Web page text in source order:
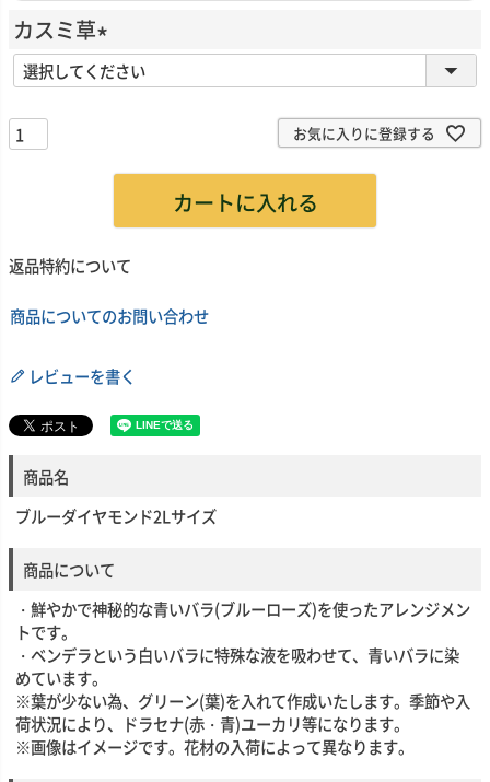
カスミ草
(
お気に入りに登録する
カートに入れる
返品特約について
商品についてのお問い合わせ
レビューを書く
商品名
ブルーダイヤモンド2Lサイズ
商品について
・鮮やかで神秘的な青いバラ(ブルーローズ)を使ったアレンジメン
トです。
・ベンデラという白いバラに特殊な液を吸わせて、青いバラに染
めています。
※葉が少ない為、グリーン(葉)を入れて作成いたします。季節や入
荷状況により、ドラセナ(赤・青)ユーカリ等になります。
※画像はイメージです。花材の入荷によって異なります。